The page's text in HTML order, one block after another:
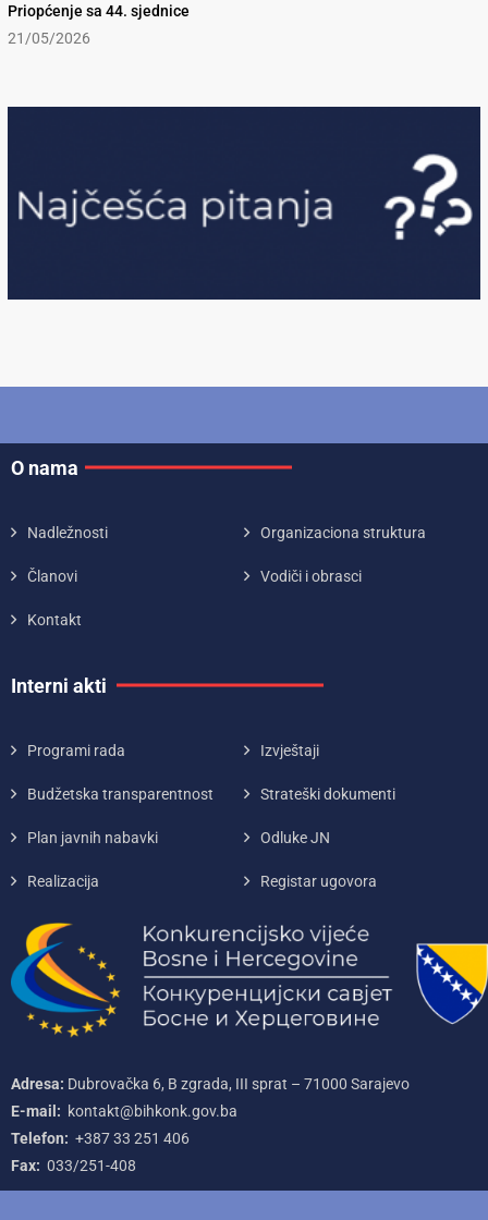
Priopćenje sa 44. sjednice
21/05/2026
O nama
Nadležnosti Organizaciona struktura
Članovi Vodiči i obrasci
Kontakt
Interni akti
Programi rada Izvještaji
Budžetska transparentnost Strateški dokumenti
Plan javnih nabavki Odluke JN
Realizacija Registar ugovora
Adresa: Dubrovačka 6, B zgrada, III sprat – 71000‌ Sarajevo
E-mail: kontakt@bihkonk.gov.ba
Telefon: +387‌ 33‌ 251‌ 406
Fax: 033/251-408